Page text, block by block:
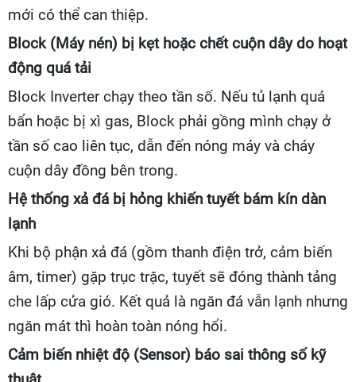
mới có thể can thiệp.
Block (Máy nén) bị kẹt hoặc chết cuộn dây do hoạt
động quá tải
Block Inverter chạy theo tần số. Nếu tủ lạnh quá
bẩn hoặc bị xì gas, Block phải gồng mình chạy ở
tần số cao liên tục, dẫn đến nóng máy và cháy
cuộn dây đồng bên trong.
Hệ thống xả đá bị hỏng khiến tuyết bám kín dàn
lạnh
Khi bộ phận xả đá (gồm thanh điện trở, cảm biến
âm, timer) gặp trục trặc, tuyết sẽ đóng thành tảng
che lấp cửa gió. Kết quả là ngăn đá vẫn lạnh nhưng
ngăn mát thì hoàn toàn nóng hổi.
Cảm biến nhiệt độ (Sensor) báo sai thông số kỹ